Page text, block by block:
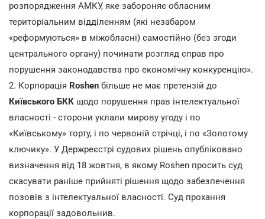
розпорядження АМКУ, яке забороняє обласним
територіальним відділенням (які незабаром
«реформуються» в міжобласні) самостійно (без згоди
центрального органу) починати розгляд справ про
порушення законодавства про економічну конкуренцію».
2. Корпорація Roshen більше не має претензій до
Київського БКК щодо порушення прав інтелектуальної
власності - сторони уклали мирову угоду і по
«Київському» торту, і по червоній стрічці, і по «Золотому
ключику». У Держреєстрі судових рішень опубліковано
визначення від 18 жовтня, в якому Roshen просить суд
скасувати раніше прийняті рішення щодо забезпечення
позовів з інтелектуальної власності. Суд прохання
корпорації задовольнив.